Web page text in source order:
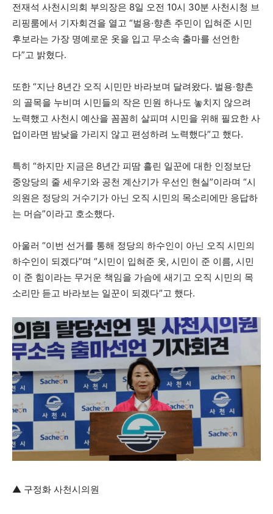
전재석 사천시의회 부의장은 8일 오전 10시 30분 사천시청 브
리핑룸에서 기자회견을 열고 “벌용·향촌 주민이 입혀준 시민
후보라는 가장 명예로운 옷을 입고 무소속 출마를 선언한
다”고 밝혔다.
또한 “지난 8년간 오직 시민만 바라보며 달려왔다. 벌용·향촌
의 골목을 누비며 시민들의 작은 민원 하나도 놓치지 않으려
노력했고 사천시 예산을 꼼꼼히 살피며 시민을 위해 필요한 사
업이라면 밤낮을 가리지 않고 편성하려 노력했다”고 했다.
특히 “하지만 지금은 8년간 피땀 흘린 일꾼에 대한 인정보단
중앙당의 줄 세우기와 공천 계산기가 우선인 현실”이라며 “시
의원은 정당의 거수기가 아닌 오직 시민의 목소리에만 응답하
는 머슴”이라고 호소했다.
아울러 “이번 선거를 통해 정당의 하수인이 아닌 오직 시민의
하수인이 되겠다”며 “시민이 입혀준 옷, 시민이 준 이름, 시민
이 준 힘이라는 무거운 책임을 가슴에 새기고 오직 시민의 목
소리만 듣고 바라보는 일꾼이 되겠다”고 했다.
▲ 구정화 사천시의원